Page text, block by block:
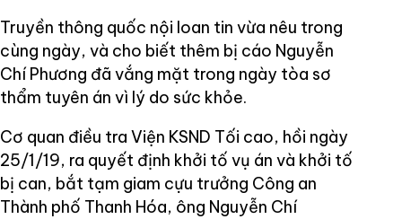
Truyền thông quốc nội loan tin vừa nêu trong
cùng ngày, và cho biết thêm bị cáo Nguyễn
Chí Phương đã vắng mặt trong ngày tòa sơ
thẩm tuyên án vì lý do sức khỏe.
Cơ quan điều tra Viện KSND Tối cao, hồi ngày
25/1/19, ra quyết định khởi tố vụ án và khởi tố
bị can, bắt tạm giam cựu trưởng Công an
Thành phố Thanh Hóa, ông Nguyễn Chí